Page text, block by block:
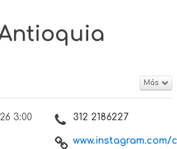
Más
3:00
312 2186227
www.instagram.com/